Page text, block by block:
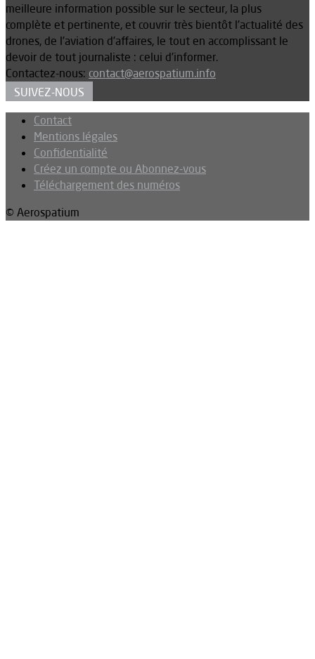
meilleure information possible sur le secteur, la plus
complète et pertinente, et couvrir très bientôt l’actualité des
drones, de l’aviation d’affaires, le tout en accomplissant le
devoir de tout journaliste : celui d’informer.
Contactez-nous: contact@aerospatium.info
SUIVEZ-NOUS
Contact
Mentions légales
Confidentialité
Créez un compte ou Abonnez-vous
Téléchargement des numéros
© Aerospatium